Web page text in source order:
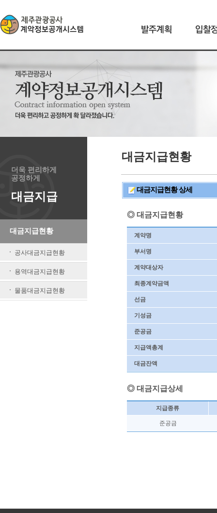
더욱 편리하게
공정하게
대금지급
대금지급현황
공사대금지급현황
용역대금지급현황
물품대금지급현황
대금지급현황
대금지급현황 상세
◎ 대금지급현황
계약명
부서명
계약대상자
최종계약금액
선금
기성금
준공금
지급액총계
대금잔액
◎ 대금지급상세
지급종류
준공금